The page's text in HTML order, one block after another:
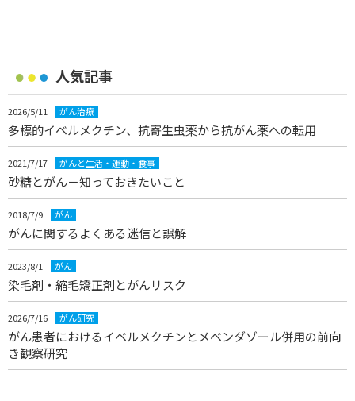
人気記事
2026/5/11 がん治療
多標的イベルメクチン、抗寄生虫薬から抗がん薬への転用
2021/7/17 がんと生活・運動・食事
砂糖とがん－知っておきたいこと
2018/7/9 がん
がんに関するよくある迷信と誤解
2023/8/1 がん
染毛剤・縮毛矯正剤とがんリスク
2026/7/16 がん研究
がん患者におけるイベルメクチンとメベンダゾール併用の前向
き観察研究